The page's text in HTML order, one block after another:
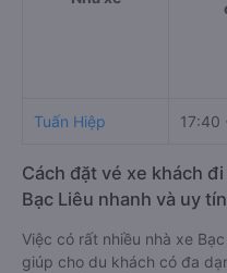
Tuấn Hiệp 17:40
Cách đặt vé xe khách
Bạc Liêu nhanh và uy
Việc có rất nhiều nhà xe
giúp cho du khách có đa